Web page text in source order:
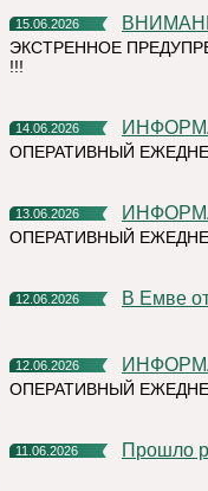
15.06.2026
ЭКСТРЕННОЕ
!!!
14.06.2026
ОПЕРАТИВНЫЙ
13.06.2026
ОПЕРАТИВНЫЙ
12.06.2026 В Емве
12.06.2026
ОПЕРАТИВНЫЙ
11.06.2026 Прошло